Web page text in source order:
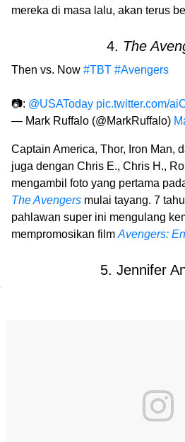
mereka di masa lalu, akan terus
4. The
Then vs. Now #TBT #Avengers
📷: @USAToday pic.twitter.com/
— Mark Ruffalo (@MarkRuffalo)
Captain America, Thor, Iron Man,
juga dengan Chris E., Chris H.,
mengambil foto yang pertama
The Avengers mulai tayang. 7
pahlawan super ini mengulang
mempromosikan film Avengers:
5. Jennifer